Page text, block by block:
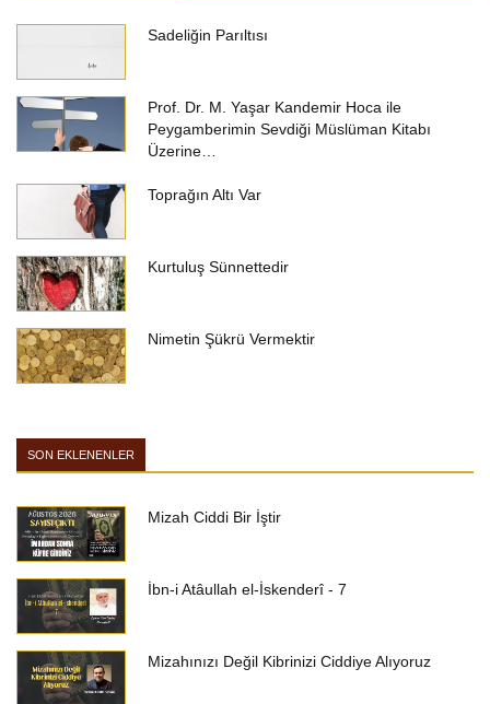
Sadeliğin Parıltısı
Prof. Dr. M. Yaşar Kandemir Hoca ile
Peygamberimin Sevdiği Müslüman Kitabı
Üzerine…
Toprağın Altı Var
Kurtuluş Sünnettedir
Nimetin Şükrü Vermektir
SON EKLENENLER
Mizah Ciddi Bir İştir
İbn-i Atâullah el-İskenderî - 7
Mizahınızı Değil Kibrinizi Ciddiye Alıyoruz